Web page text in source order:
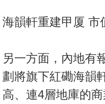
海韻軒重建甲厦 市
另一方面，內地有
劃將旗下紅磡海韻
高、連4層地庫的